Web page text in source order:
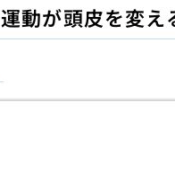
動が頭皮を変